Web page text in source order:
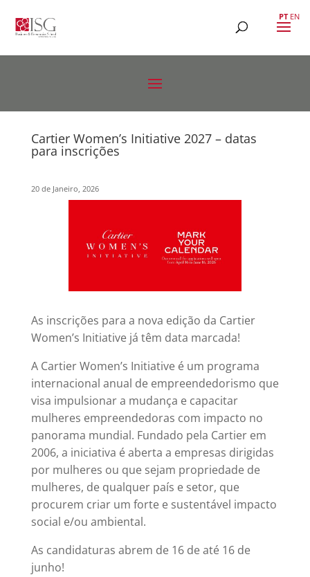
Cartier Women’s Initiative 2027 – datas
para inscrições
20 de Janeiro, 2026
As inscrições para a nova edição da Cartier
Women’s Initiative já têm data marcada!
A Cartier Women’s Initiative é um programa
internacional anual de empreendedorismo que
visa impulsionar a mudança e capacitar
mulheres empreendedoras com impacto no
panorama mundial. Fundado pela Cartier em
2006, a iniciativa é aberta a empresas dirigidas
por mulheres ou que sejam propriedade de
mulheres, de qualquer país e setor, que
procurem criar um forte e sustentável impacto
social e/ou ambiental.
As candidaturas abrem de 16 de até 16 de
junho!
PT EN